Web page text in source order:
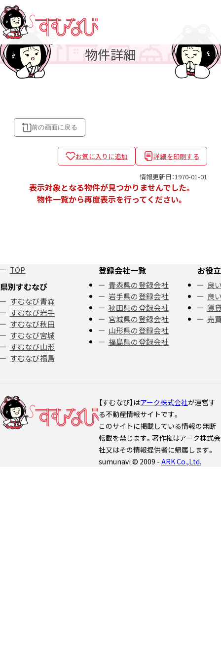
物件詳細
前の画面に戻る
お気に入りに追加 詳細を印刷する
情報更新日：1970-01-01
表示対象となる物件が見つかりませんでした。
物件一覧から再度表示を行ってください。
TOP
県別すむなび
すむなび青森
すむなび岩手
すむなび秋田
すむなび宮城
すむなび山形
すむなび福島
登録会社一覧
青森県の登録会社
岩手県の登録会社
秋田県の登録会社
宮城県の登録会社
山形県の登録会社
福島県の登録会社
お役
良
良
賃
売
【すむなび】はアーク株式会社が運営す
る不動産情報サイトです。
このサイトに掲載している情報の無断
転載を禁じます。著作権はアーク株式会
社又はその情報提供者に帰属します。
sumunavi © 2009 - ARK Co.,Ltd.